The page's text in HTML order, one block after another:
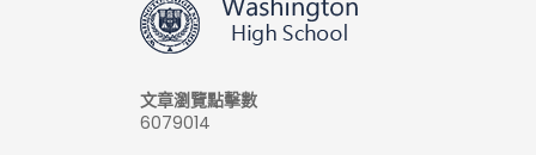
文章瀏覽點擊數
6079014